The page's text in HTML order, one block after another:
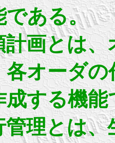
である。
計画とは
各オーダ
成する機能
管理とは